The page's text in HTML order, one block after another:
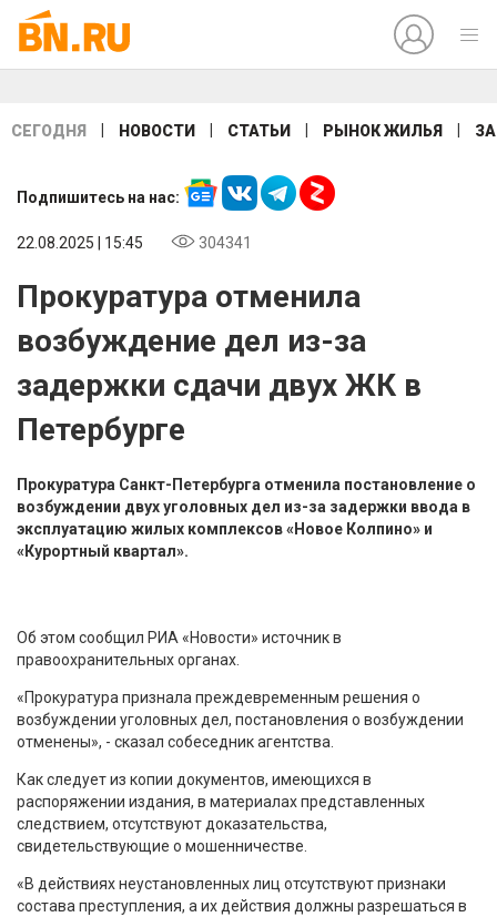
СЕГОДНЯ НОВОСТИ СТАТЬИ РЫНОК ЖИЛЬЯ
Подпишитесь на нас:
22.08.2025 | 15:45 304341
Прокуратура отменила
возбуждение дел из-за
задержки сдачи двух ЖК в
Петербурге
Прокуратура Санкт-Петербурга отменила постановление о
возбуждении двух уголовных дел из-за задержки ввода в
эксплуатацию жилых комплексов «Новое Колпино» и
«Курортный квартал».
Об этом сообщил РИА «Новости» источник в
правоохранительных органах.
«Прокуратура признала преждевременным решения о
возбуждении уголовных дел, постановления о возбуждении
отменены», - сказал собеседник агентства.
Как следует из копии документов, имеющихся в
распоряжении издания, в материалах представленных
следствием, отсутствуют доказательства,
свидетельствующие о мошенничестве.
«В действиях неустановленных лиц отсутствуют признаки
состава преступления, а их действия должны разрешаться в